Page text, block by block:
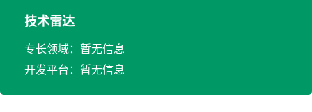
技术雷达
专长领域：暂无信息
开发平台：暂无信息